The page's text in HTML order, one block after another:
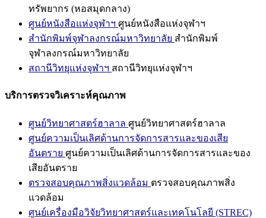
ทรัพยากร (หอสมุดกลาง)
ศูนย์หนังสือแห่งจุฬาฯ ศูนย์หนังสือแห่งจุฬาฯ
สำนักพิมพ์จุฬาลงกรณ์มหาวิทยาลัย สำนักพิมพ์
จุฬาลงกรณ์มหาวิทยาลัย
สถานีวิทยุแห่งจุฬาฯ สถานีวิทยุแห่งจุฬาฯ
บริการตรวจวิเคราะห์คุณภาพ
ศูนย์วิทยาศาสตร์ฮาลาล ศูนย์วิทยาศาสตร์ฮาลาล
ศูนย์ความเป็นเลิศด้านการจัดการสารและของเสีย
อันตราย ศูนย์ความเป็นเลิศด้านการจัดการสารและของ
เสียอันตราย
ตรวจสอบคุณภาพสิ่งแวดล้อม ตรวจสอบคุณภาพสิ่ง
แวดล้อม
ศูนย์เครื่องมือวิจัยวิทยาศาสตร์และเทคโนโลยี (STREC)